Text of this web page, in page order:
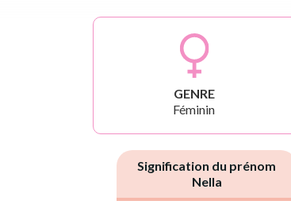
GENRE
Féminin
Signification du prénom
Nella